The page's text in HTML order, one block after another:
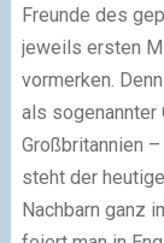
Freunde des
jeweils ersten
vormerken.
als sogenannter
Großbritannien
steht der
Nachbarn ganz